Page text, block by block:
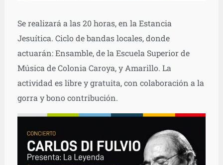
Se realizará a las 20 horas, en la Estancia
Jesuítica. Ciclo de bandas locales, donde
actuarán: Ensamble, de la Escuela Superior de
Música de Colonia Caroya, y Amarillo. La
actividad es libre y gratuita, con colaboración a la
gorra y bono contribución.